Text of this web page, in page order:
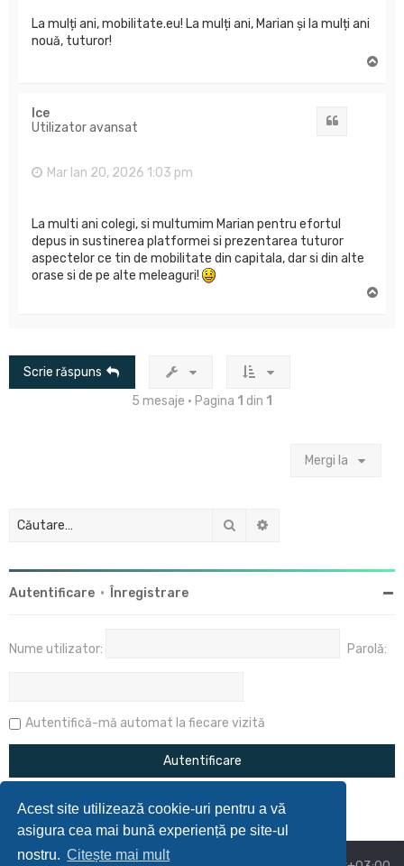
Acest site utilizează cookie-uri pentru a vă
asigura cea mai bună experiență pe site-ul
nostru. Citește mai mult
La mulți ani, mobilitate.eu! La mulți ani, Marian și la mulți ani
nouă, tuturor!
Ice
Utilizator avansat
Mar Ian 20, 2026 1:03 pm
La multi ani colegi, si multumim Marian pentru efortul
depus in sustinerea platformei si prezentarea tuturor
aspectelor ce tin de mobilitate din capitala, dar si din alte
orase si de pe alte meleaguri!
Scrie răspuns
5 mesaje • Pagina 1 din 1
Mergi la
Căutare
Autentificare • Înregistrare
Nume utilizator: Parolă:
Autentifică-mă automat la fiecare vizită